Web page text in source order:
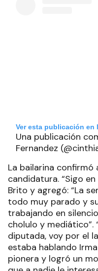
Ver esta publicación en
Una publicación
Fernandez
La bailarina confirmó
candidatura. “Sigo
Brito y agregó: “La
todo muy parado y
trabajando en
cholulo y mediático”.
diputada, voy por el
estaba hablando
pionera y logró un